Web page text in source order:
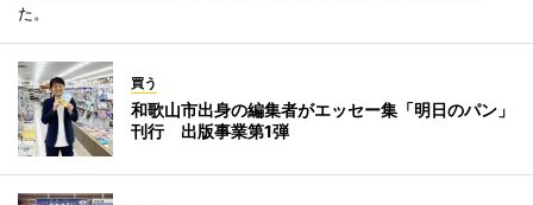
た。
買う
和歌山市出身の編集者がエッセー集「明日のパン」
刊行 出版事業第1弾